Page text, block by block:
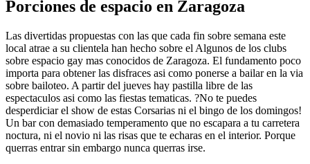
Porciones de espacio en Zaragoza
Las divertidas propuestas con las que cada fin sobre semana este
local atrae a su clientela han hecho sobre el Algunos de los clubs
sobre espacio gay mas conocidos de Zaragoza. El fundamento poco
importa para obtener las disfraces asi­ como ponerse a bailar en la via
sobre bailoteo. A partir del jueves hay pastilla libre de las
espectaculos asi­ como las fiestas tematicas. ?No te puedes
desperdiciar el show de estas Corsarias ni el bingo de los domingos!
Un bar con demasiado temperamento que no escapara a tu carretera
noctura, ni el novio ni las risas que te echaras en el interior. Porque
querras entrar sin embargo nunca querras irse.